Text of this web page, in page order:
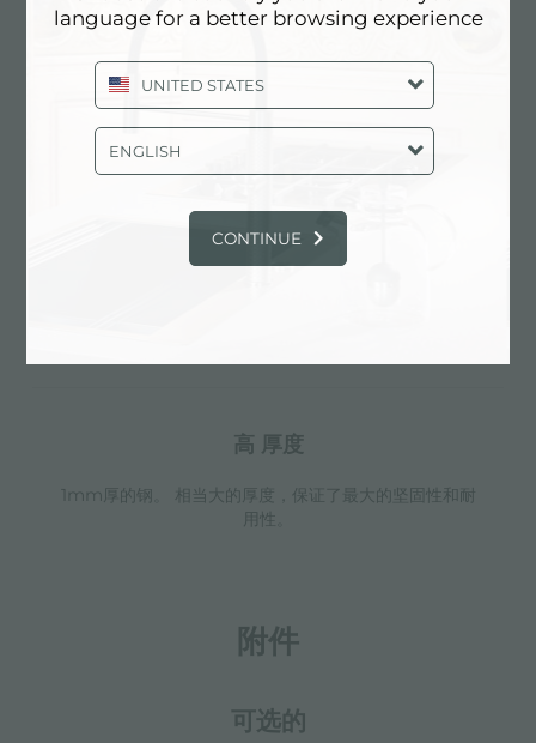
具有现代设计和更大容量的方形碗，具有最小的美观性和
极高的实用性。
溢水口
高 厚度
1mm厚的钢。 相当大的厚度，保证了最大的坚固性和耐
用性。
附件
可选的
language for a better browsing experience
UNITED STATES
ENGLISH
CONTINUE